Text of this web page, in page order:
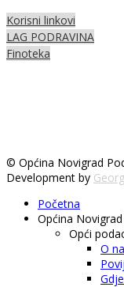
Korisni linkovi
LAG PODRAVINA
Finoteka
© Općina Novigrad
Development by Georg
Početna
Općina
Opći
O